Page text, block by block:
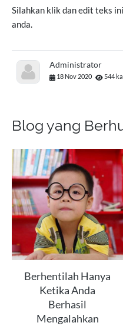
Silahkan klik dan edit teks
anda.
Administrator
18 Nov 2020 544
Blog yang
Berhentilah Hanya
Ketika Anda
Berhasil
Mengalahkan